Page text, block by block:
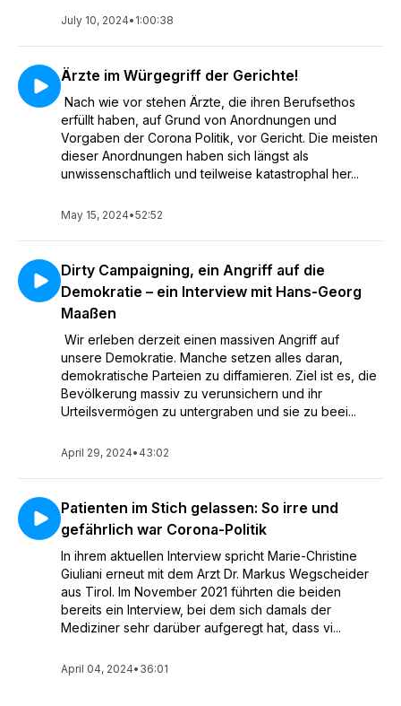
July 10, 2024• 1:00:38
Ärzte im Würgegriff der Gerichte!
Nach wie vor stehen Ärzte, die ihren Berufsethos
erfüllt haben, auf Grund von Anordnungen und
Vorgaben der Corona Politik, vor Gericht. Die meisten
dieser Anordnungen haben sich längst als
unwissenschaftlich und teilweise katastrophal her...
May 15, 2024•52:52
Dirty Campaigning, ein Angriff auf die
Demokratie – ein Interview mit Hans-Georg
Maaßen
Wir erleben derzeit einen massiven Angriff auf
unsere Demokratie. Manche setzen alles daran,
demokratische Parteien zu diffamieren. Ziel ist es, die
Bevölkerung massiv zu verunsichern und ihr
Urteilsvermögen zu untergraben und sie zu beei...
April 29, 2024• 43:02
Patienten im Stich gelassen: So irre und
gefährlich war Corona-Politik
In ihrem aktuellen Interview spricht Marie-Christine
Giuliani erneut mit dem Arzt Dr. Markus Wegscheider
aus Tirol. Im November 2021 führten die beiden
bereits ein Interview, bei dem sich damals der
Mediziner sehr darüber aufgeregt hat, dass vi...
April 04, 2024• 36:01